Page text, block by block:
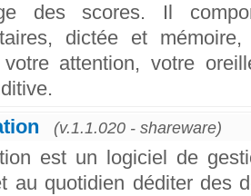
des scores. Il
dictée et
votre attention, votre
(v.1.1.020 - shareware)
est un logiciel de
au quotidien déditer des